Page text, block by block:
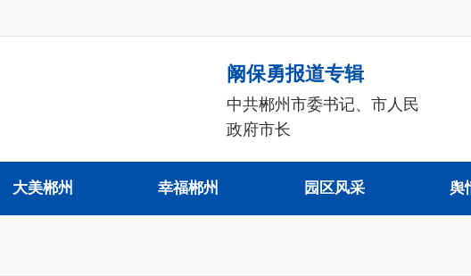
阚保勇报道专辑
中共郴州市委书记、市人民
政府市长
大美郴州 幸福郴州 园区风采 舆